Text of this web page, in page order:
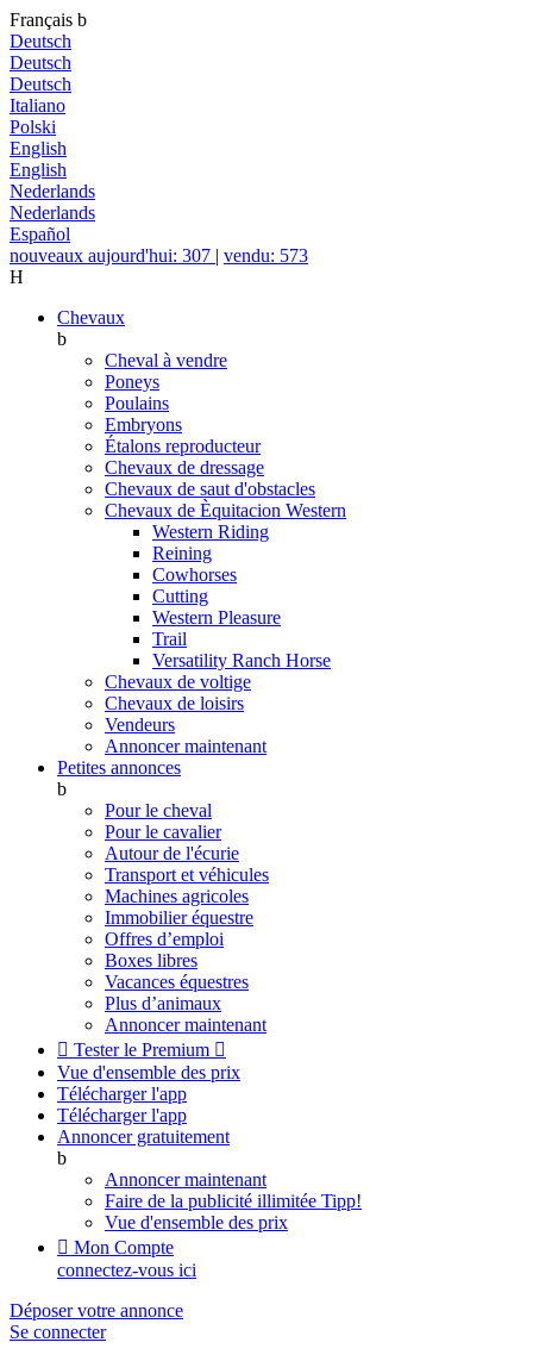
Français b
Deutsch
Deutsch
Deutsch
Italiano
Polski
English
English
Nederlands
Nederlands
Español
nouveaux aujourd'hui: 307 | vendu: 573
H
Chevaux
b
Cheval à vendre
Poneys
Poulains
Embryons
Étalons reproducteur
Chevaux de dressage
Chevaux de saut d'obstacles
Chevaux de Èquitacion Western
Western Riding
Reining
Cowhorses
Cutting
Western Pleasure
Trail
Versatility Ranch Horse
Chevaux de voltige
Chevaux de loisirs
Vendeurs
Annoncer maintenant
Petites annonces
b
Pour le cheval
Pour le cavalier
Autour de l'écurie
Transport et véhicules
Machines agricoles
Immobilier équestre
Offres d’emploi
Boxes libres
Vacances équestres
Plus d’animaux
Annoncer maintenant
 Tester le Premium 
Vue d'ensemble des prix
Télécharger l'app
Télécharger l'app
Annoncer gratuitement
b
Annoncer maintenant
Faire de la publicité illimitée Tipp!
Vue d'ensemble des prix
 Mon Compte
connectez-vous ici
Déposer votre annonce
Se connecter